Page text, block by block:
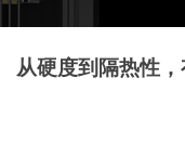
从硬度到隔热性